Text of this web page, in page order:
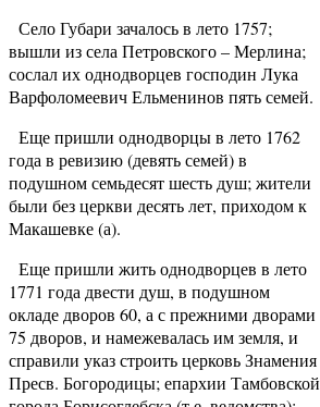
Село Губари зачалось в лето 1757;
вышли из села Петровского – Мерлина;
сослал их однодворцев господин Лука
Варфоломеевич Ельменинов пять семей.
Еще пришли однодворцы в лето 1762
года в ревизию (девять семей) в
подушном семьдесят шесть душ; жители
были без церкви десять лет, приходом к
Макашевке (а).
Еще пришли жить однодворцев в лето
1771 года двести душ, в подушном
окладе дворов 60, а с прежними дворами
75 дворов, и намежевалась им земля, и
справили указ строить церковь Знамения
Пресв. Богородицы; епархии Тамбовской